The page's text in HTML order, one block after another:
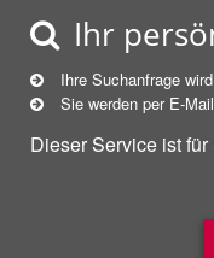
Ihr
Ihre Suchanfrage
Sie werden per E-
Dieser Service ist